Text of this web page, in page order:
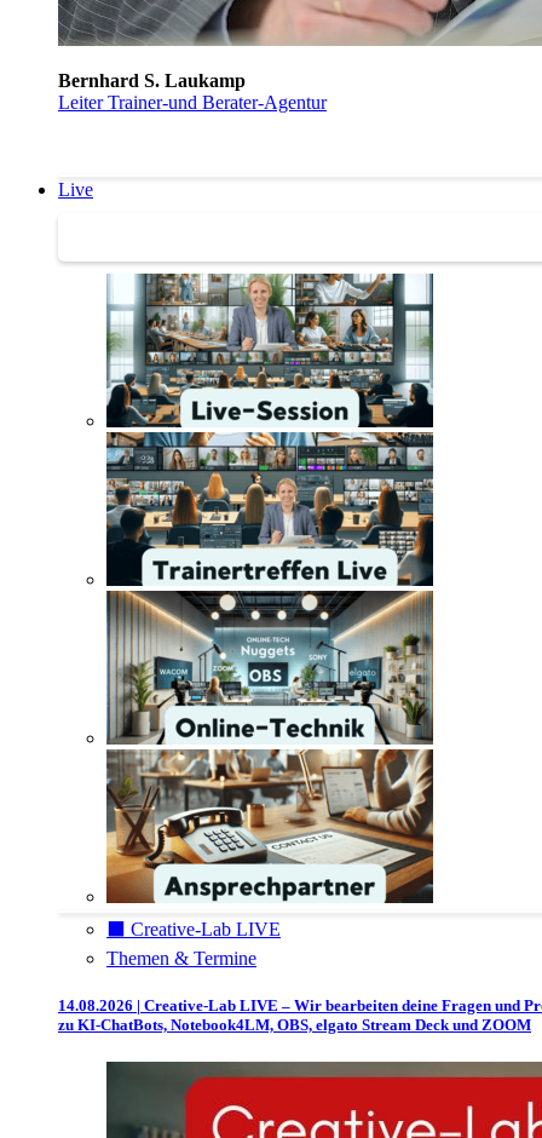
Bernhard S. Laukamp
Leiter Trainer-und Berater-Agentur
Live
⬛️ Creative-Lab LIVE
Themen & Termine
14.08.2026 | Creative-Lab LIVE – Wir bearbeiten deine Fragen und
zu KI-ChatBots, Notebook4LM, OBS, elgato Stream Deck und ZOOM